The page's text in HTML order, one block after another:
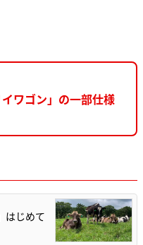
ワゴン」の一部仕様
はじめて